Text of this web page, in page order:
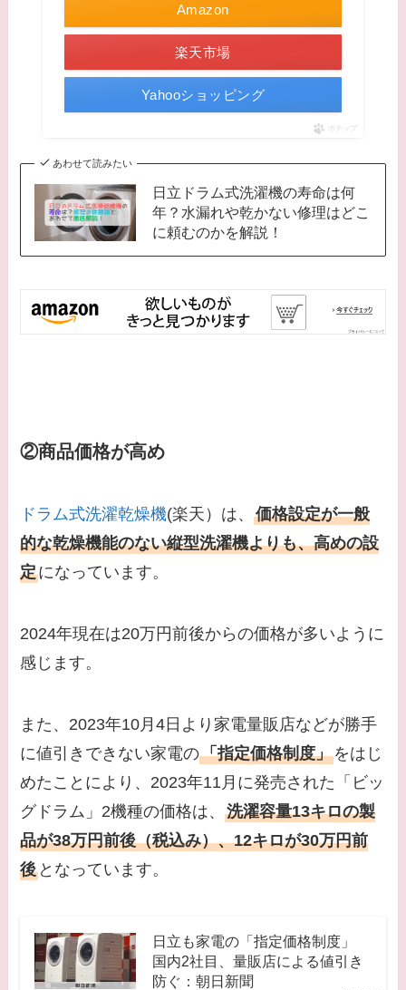
Amazon
楽天市場
Yahooショッピング
ポチップ
あわせて読みたい
日立ドラム式洗濯機の寿命は何
年？水漏れや乾かない修理はどこ
に頼むのかを解説！
②商品価格が高め
ドラム式洗濯乾燥機(楽天）は、価格設定が一般
的な乾燥機能のない縦型洗濯機よりも、高めの設
定になっています。
2024年現在は20万円前後からの価格が多いように
感じます。
また、2023年10月4日より家電量販店などが勝手
に値引きできない家電の「指定価格制度」をはじ
めたことにより、2023年11月に発売された「ビッ
グドラム」2機種の価格は、洗濯容量13キロの製
品が38万円前後（税込み）、12キロが30万円前
後 となっています。
日立も家電の「指定価格制度」
国内2社目、量販店による値引き
防ぐ：朝日新聞